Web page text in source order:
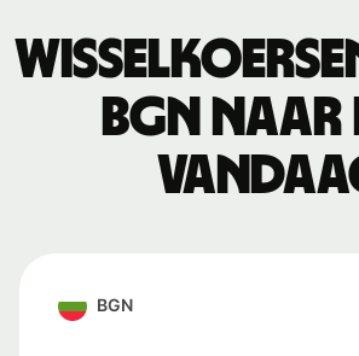
BGN naar
BGN